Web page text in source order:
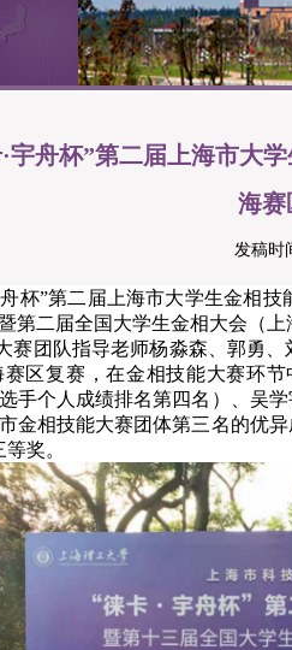
宇舟杯”第二届上海市大
海赛
发稿时
舟杯”第二届上海市大学生金相
第二届全国大学生金相大会（
赛团队指导老师杨淼森、郭勇
区复赛，在金相技能大赛环
手个人成绩排名第四名）、吴
金相技能大赛团体第三名的优
奖。